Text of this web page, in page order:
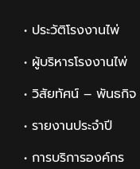
• ประวัติโรงงานไพ่
• ผู้บริหารโรงงานไพ่
• วิสัยทัศน์ – พันธกิจ
• รายงานประจำปี
• การบริการองค์กร